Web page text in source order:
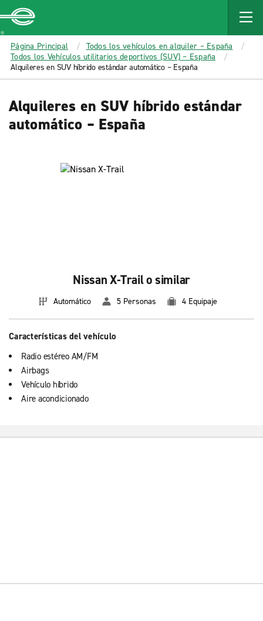
MAIN
CONTENT
Enterprise
Página Principal
Todos los vehículos en alquiler – España
Todos los Vehículos utilitarios deportivos (SUV) – España
Alquileres en SUV híbrido estándar automático – España
Alquileres en SUV híbrido estándar
automático – España
Nissan X-Trail o similar
Automático 5 Personas 4 Equipaje
Características del vehículo
Radio estéreo AM/FM
Airbags
Vehículo híbrido
Aire acondicionado